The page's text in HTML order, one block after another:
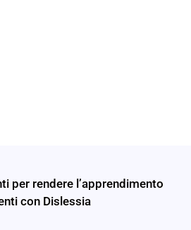
per rendere l’apprendimento
con Dislessia